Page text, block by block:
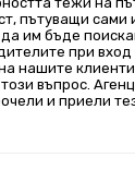
пътуващи сами
им бъде
при
нашите
въпрос.
и приели